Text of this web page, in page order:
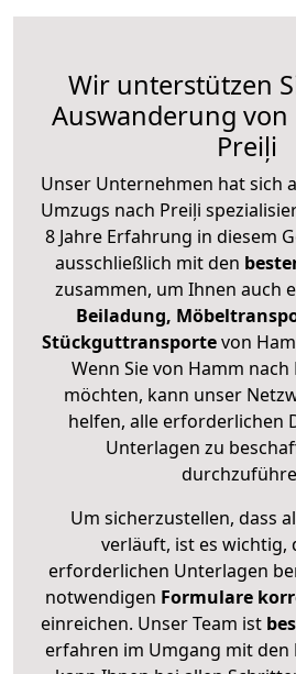
Wir unterstützen
Auswanderung von
Preiļi
Unser Unternehmen hat sich
Umzugs nach Preiļi
8 Jahre Erfahrung in diesem
ausschließlich mit den
zusammen, um Ihnen auch
Beiladung,
Stückguttransportevon
Wenn Sie von Hamm
möchten, kann unser
helfen, alle erforderlichen
Unterlagen zu
Um sicherzustellen, dass
verläuft, ist es wichtig,
erforderlichen Unterlagen
notwendigen Formulare
einreichen. Unser Team ist
erfahren im Umgang mit den